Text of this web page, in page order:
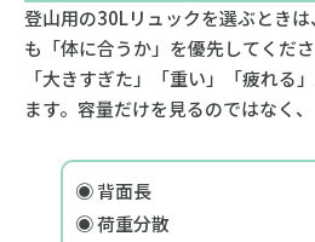
登山用の30Lリュックを選ぶとき
も「体に合うか」を優先してくだ
「大きすぎた」「重い」「疲れる
ます。容量だけを見るのではなく、
◉ 背面長
◉ 荷重分散